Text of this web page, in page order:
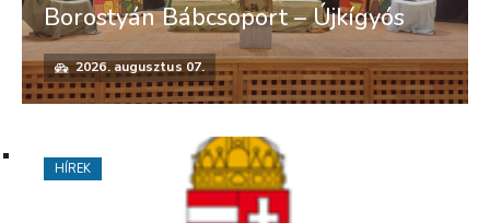
Borostyán Bábcsoport – Újkígyós
2026. augusztus 07.
HÍREK